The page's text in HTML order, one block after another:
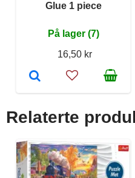
Glue 1 piece
På lager (7)
16,50 kr
Relaterte